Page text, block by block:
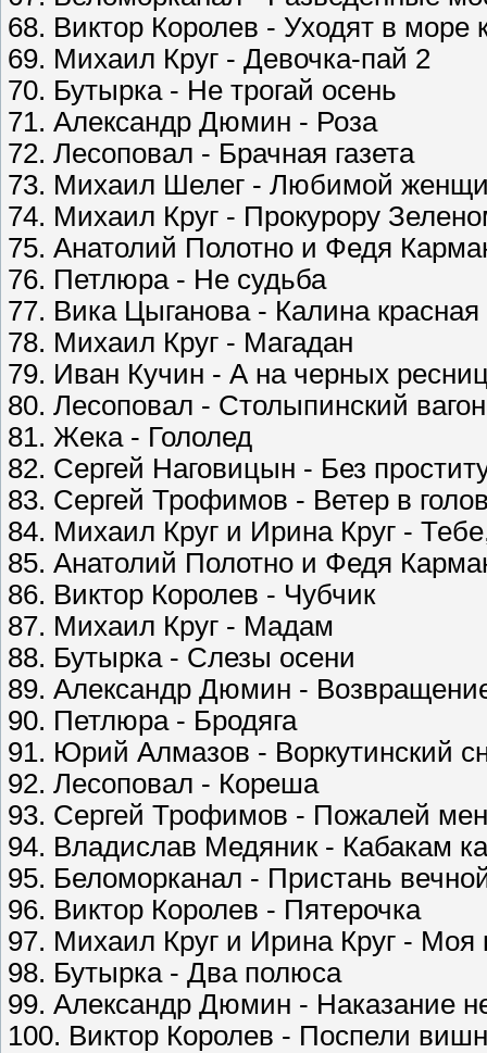
68. Виктор Королев - Уходят в море
69. Михаил Круг - Девочка-пай 2
70. Бутырка - Не трогай осень
71. Александр Дюмин - Роза
72. Лесоповал - Брачная газета
73. Михаил Шелег - Любимой
74. Михаил Круг - Прокурору
75. Анатолий Полотно и Федя
76. Петлюра - Не судьба
77. Вика Цыганова - Калина красная
78. Михаил Круг - Магадан
79. Иван Кучин - А на черных
80. Лесоповал - Столыпинский вагон
81. Жека - Гололед
82. Сергей Наговицын - Без
83. Сергей Трофимов - Ветер в
84. Михаил Круг и Ирина Круг -
85. Анатолий Полотно и Федя
86. Виктор Королев - Чубчик
87. Михаил Круг - Мадам
88. Бутырка - Слезы осени
89. Александр Дюмин -
90. Петлюра - Бродяга
91. Юрий Алмазов - Воркутинский
92. Лесоповал - Кореша
93. Сергей Трофимов - Пожалей
94. Владислав Медяник - Кабакам
95. Беломорканал - Пристань
96. Виктор Королев - Пятерочка
97. Михаил Круг и Ирина Круг - Моя
98. Бутырка - Два полюса
99. Александр Дюмин - Наказание
100. Виктор Королев - Поспели